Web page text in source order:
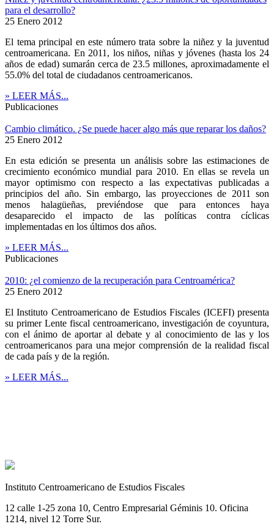
para el desarrollo?
25 Enero 2012
El tema principal en este número trata sobre la niñez y la juventud
centroamericana. En 2011, los niños, niñas y jóvenes (hasta los 24
años de edad) sumarán cerca de 23.5 millones, aproximadamente el
55.0% del total de ciudadanos centroamericanos.
» LEER MÁS...
Publicaciones
Cambio climático. ¿Se puede hacer algo más que reparar los daños?
25 Enero 2012
En esta edición se presenta un análisis sobre las estimaciones de
crecimiento económico mundial para 2010. En ellas se revela un
mayor optimismo con respecto a las expectativas publicadas a
principios del año. Sin embargo, las proyecciones de 2011 son
menos halagüeñas, previéndose que para entonces haya
desaparecido el impacto de las políticas contra cíclicas
implementadas en los últimos dos años.
» LEER MÁS...
Publicaciones
2010: ¿el comienzo de la recuperación para Centroamérica?
25 Enero 2012
El Instituto Centroamericano de Estudios Fiscales (ICEFI) presenta
su primer Lente fiscal centroamericano, investigación de coyuntura,
con el ánimo de aportar al debate y al conocimiento de las y los
centroamericanos para una mejor comprensión de la realidad fiscal
de cada país y de la región.
» LEER MÁS...
Instituto Centroamericano de Estudios Fiscales
12 calle 1-25 zona 10, Centro Empresarial Géminis 10. Oficina
1214, nivel 12 Torre Sur.